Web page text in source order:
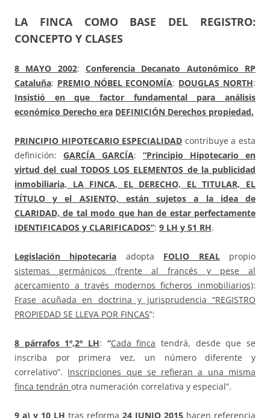
LA FINCA COMO BASE DEL REGISTRO:
CONCEPTO Y CLASES
8 MAYO 2002:Conferencia Decanato Autonómico RP
Cataluña: PREMIO NÓBEL ECONOMÍA: DOUGLAS NORTH:
Insistió en que factor fundamental para análisis
económico Derecho era DEFINICIÓN Derechos propiedad.
PRINCIPIO HIPOTECARIO ESPECIALIDAD contribuye a esta
definición: GARCÍA GARCÍA: “Principio Hipotecario en
virtud del cual TODOS LOS ELEMENTOS de la publicidad
inmobiliaria, LA FINCA, EL DERECHO, EL TITULAR, EL
TÍTULO y el ASIENTO, están sujetos a la idea de
CLARIDAD, de tal modo que han de estar perfectamente
IDENTIFICADOS y CLARIFICADOS”: 9 LH y 51 RH.
Legislación hipotecaria adopta FOLIO REALpropio
sistemas germánicos (frente al francés y pese al
acercamiento a través modernos ficheros inmobiliarios):
Frase acuñada en doctrina y jurisprudencia “REGISTRO
PROPIEDAD SE LLEVA POR FINCAS”:
8 párrafos 1º,2º LH: “Cada finca tendrá, desde que se
inscriba por primera vez, un número diferente y
correlativo”. Inscripciones que se refieran a una misma
finca tendrán otra numeración correlativa y especial”.
9 a) y 10 LH tras reforma 24 JUNIO 2015 hacen referencia